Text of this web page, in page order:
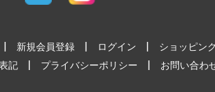
| 新規会員登録 | ログイン |
ショッピン
記
| プライバシーポリシー | お問い合わ